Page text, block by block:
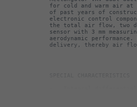
for cold and warm air at
of past years of
electronic control
the total air flow, two
sensor with 3 mm
aerodynamic
delivery, thereby air